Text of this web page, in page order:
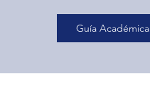
Guía Académica